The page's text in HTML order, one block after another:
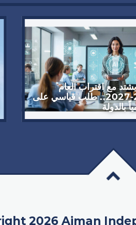
مع اقتراب العام
الدراسي 2026-2027.. طلب قياسي على
2026 Ajman